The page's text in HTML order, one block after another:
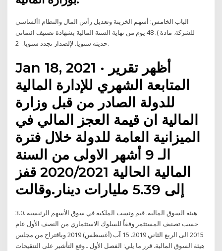
الباب الخامس: أسهم الخزينة وتعديل رأس المال والنظام األساسي
للشركة. مادة ). 48 يوم من نهاية السنة المالية بشهادة تصنيف ائتماني
حديثه سنويا. لإلصدار تجدد سنويا. -2.
Jan 18, 2021 · أظهر تقرير
المتابعة الشهري للإدارة المالية
للدولة الصادر من قبل وزارة
المالية ان قيمة العجز المالي في
الميزانية العامة للدولة خلال فترة
الـ 9 أشهر الاولى من السنة
المالية الحالية 2020/2021 قفز
إلى 5.39 مليارات دينار.وقالت
3.0. هيئة السوق المالية. قيم ونسب الملكية في سوق الأسهم الرئيسية
حسب تصنيف المستثمر وفقاً للسلوك الاستثماري من النصف الأول عام
2015 الى الربع الثاني 2019. 15 آب (أغسطس) 2019 وباقتراح من مجلس
هيئة السوق المالية. قرر ما يلي: الفصل الأول ـ وقع التأشير على التنقيحات